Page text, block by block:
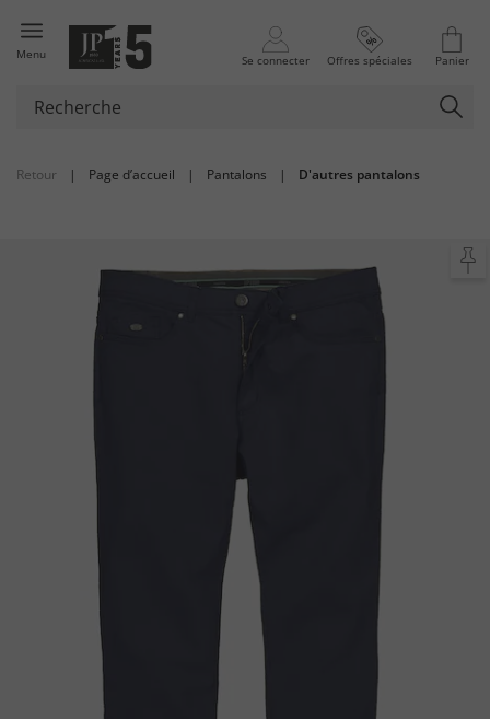
Menu Se connecter Offres spéciales Panier
Retour | Page d’accueil | Pantalons | D'autres pantalons